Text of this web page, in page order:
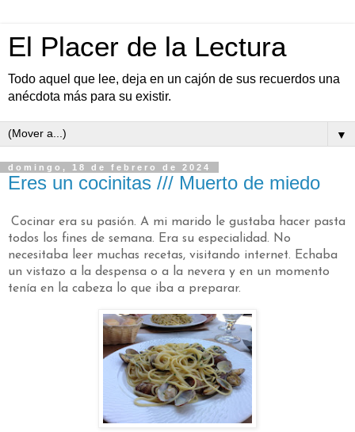
El Placer de la Lectura
Todo aquel que lee, deja en un cajón de sus recuerdos una
anécdota más para su existir.
▼
domingo, 18 de febrero de 2024
Eres un cocinitas /// Muerto de miedo
Cocinar era su pasión. A mi marido le gustaba hacer pasta
todos los fines de semana. Era su especialidad. No
necesitaba leer muchas recetas, visitando internet. Echaba
un vistazo a la despensa o a la nevera y en un momento
tenía en la cabeza lo que iba a preparar.